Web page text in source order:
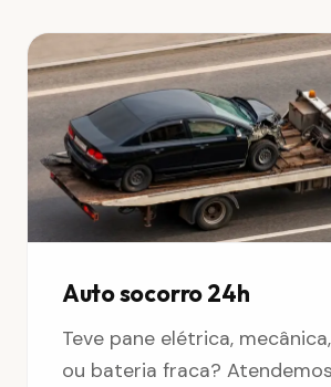
Auto socorro 24h
Teve pane elétrica,
ou bateria fraca?